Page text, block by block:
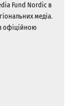
Fund Nordic в
медіа.
офіційною